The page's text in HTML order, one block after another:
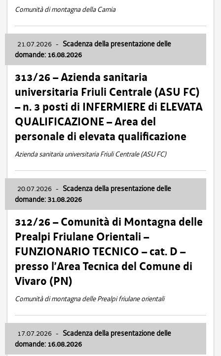
Comunità di montagna della Carnia
21.07.2026 - Scadenza della presentazione delle
domande: 16.08.2026
313/26 – Azienda sanitaria
universitaria Friuli Centrale (ASU FC)
– n. 3 posti di INFERMIERE di ELEVATA
QUALIFICAZIONE – Area del
personale di elevata qualificazione
Azienda sanitaria universitaria Friuli Centrale (ASU FC)
20.07.2026 - Scadenza della presentazione delle
domande: 31.08.2026
312/26 – Comunità di Montagna delle
Prealpi Friulane Orientali –
FUNZIONARIO TECNICO – cat. D –
presso l’Area Tecnica del Comune di
Vivaro (PN)
Comunità di montagna delle Prealpi friulane orientali
17.07.2026 - Scadenza della presentazione delle
domande: 16.08.2026